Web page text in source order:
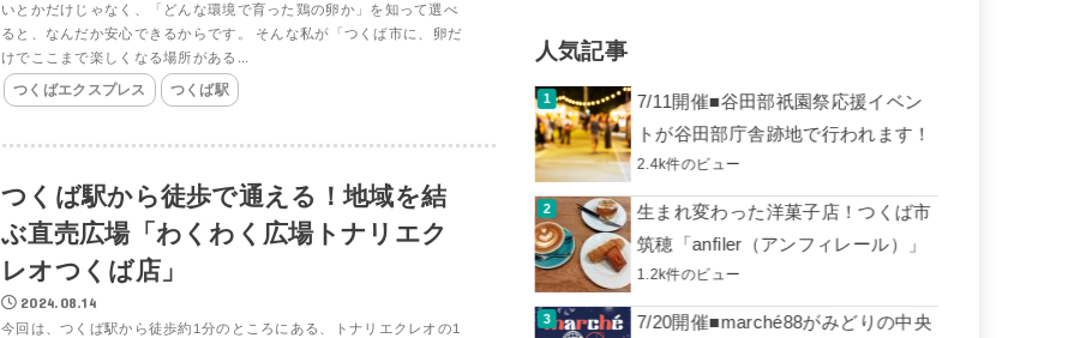
いとかだけじゃなく、「どんな環境で育った鶏の卵か」を知って選べ
ると、なんだか安心できるからです。 そんな私が「つくば市に、卵だ
けでここまで楽しくなる場所がある...
つくばエクスプレス つくば駅
つくば駅から徒歩で通える！地域を結
ぶ直売広場「わくわく広場トナリエク
レオつくば店」
2024.08.14
今回は、つくば駅から徒歩約1分のところにある、トナリエクレオの1
人気記事
7/11開催■谷田部祇園祭応援イベン
トが谷田部庁舎跡地で行われます！
2.4k件のビュー
生まれ変わった洋菓子店！つくば市
筑穂「anfiler（アンフィレール）」
1.2k件のビュー
7/20開催■marché88がみどりの中央